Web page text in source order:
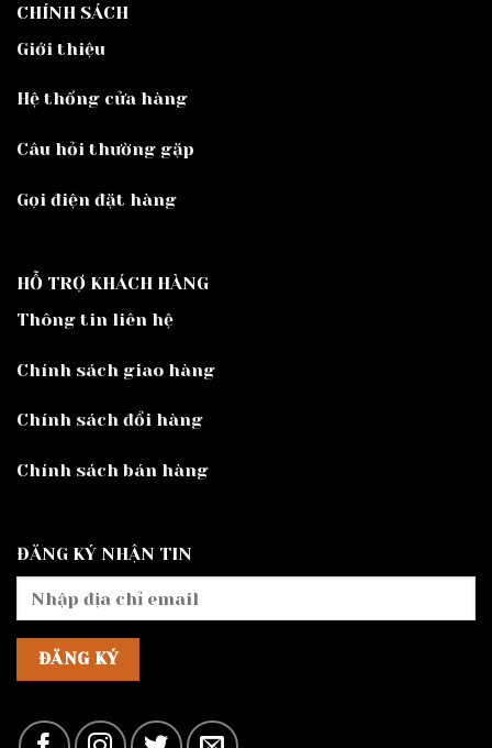
CHÍNH SÁCH
Giới thiệu
Hệ thống cửa hàng
Câu hỏi thường gặp
Gọi điện đặt hàng
HỖ TRỢ KHÁCH HÀNG
Thông tin liên hệ
Chính sách giao hàng
Chính sách đổi hàng
Chính sách bán hàng
ĐĂNG KÝ NHẬN TIN